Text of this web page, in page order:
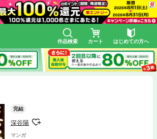
作品検索 カート はじめての方へ
完結
深谷陽
マンガ